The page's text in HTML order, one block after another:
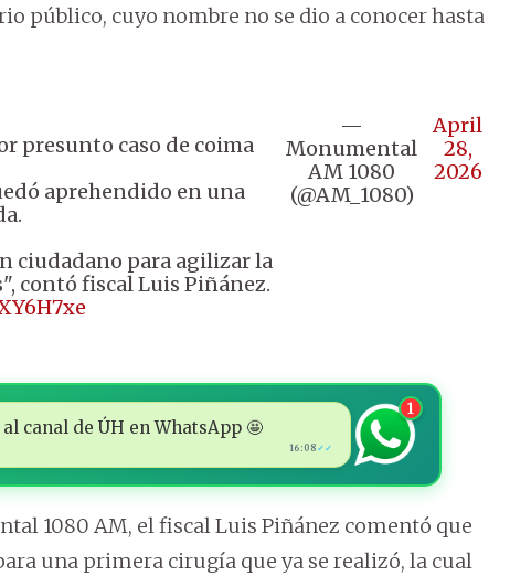
público, cuyo nombre no se dio a conocer hasta
presunto caso de coima
aprehendido en una
ciudadano para agilizar la
contó fiscal Luis Piñánez.
—
Monumental
AM 1080
(@AM_1080)
April
28,
2026
canal de ÚH en WhatsApp 🤩
16:08 ✓✓
1
1080 AM, el fiscal Luis Piñánez comentó que
una primera cirugía que ya se realizó, la cual